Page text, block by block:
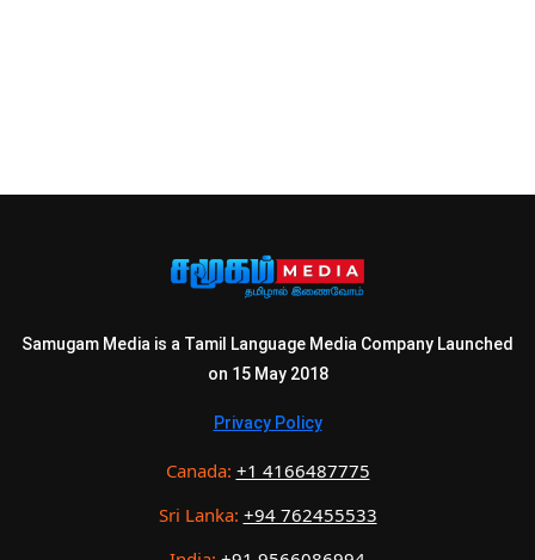
Samugam Media is a Tamil Language Media Company Launched
on 15 May 2018
Privacy Policy
Canada: +1 4166487775
Sri Lanka: +94 762455533